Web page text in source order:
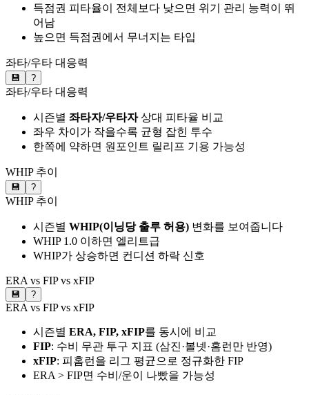
득점권 피타율이 전체보다 낮으면 위기 관리 능력이 뛰
어남
높으면 득점권에서 무너지는 타입
좌타/우타 대응력
💾 ?
좌타/우타 대응력
시즌별 좌타자/우타자상대 피타율 비교
좌우 차이가 작을수록 균형 잡힌 투수
한쪽에 약하면 원포인트 릴리프 기용 가능성
WHIP 추이
💾 ?
WHIP 추이
시즌별 WHIP(이닝당 출루 허용) 변화를 보여줍니다
WHIP 1.0 이하면 엘리트급
WHIP가 상승하면 컨디션 하락 신호
ERA vs FIP vs xFIP
💾 ?
ERA vs FIP vs xFIP
시즌별 ERA, FIP, xFIP를 동시에 비교
FIP: 수비 무관 투구 지표 (삼진·볼넷·홈런만 반영)
xFIP: 피홈런을 리그 평균으로 정규화한 FIP
ERA > FIP면 수비/운이 나빴을 가능성